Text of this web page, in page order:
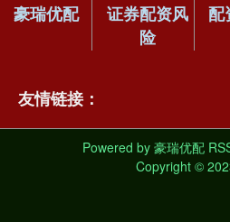
豪瑞优配
证券配资风
险
配
友情链接：
Powered by 豪瑞优配
Copyright ©